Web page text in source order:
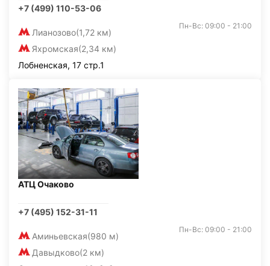
+7 (499) 110-53-06
Лианозово(1,72 км)
Яхромская(2,34 км)
Пн-Вс: 09:00 - 21:00
Лобненская, 17 стр.1
АТЦ Очаково
+7 (495) 152-31-11
Аминьевская(980 м)
Давыдково(2 км)
Пн-Вс: 09:00 - 21:00